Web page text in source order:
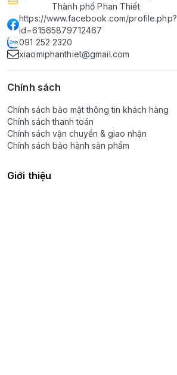
Thành phố Phan Thiết
https://www.facebook.com/profile.php?
id=61565879712467
091 252 2320
xiaomiphanthiet@gmail.com
Chính sách
Chính sách bảo mật thông tin khách hàng
Chính sách thanh toán
Chính sách vận chuyển & giao nhận
Chính sách bảo hành sản phẩm
Giới thiệu